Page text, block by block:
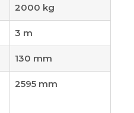
2000 kg
3 m
130 mm
2595 mm